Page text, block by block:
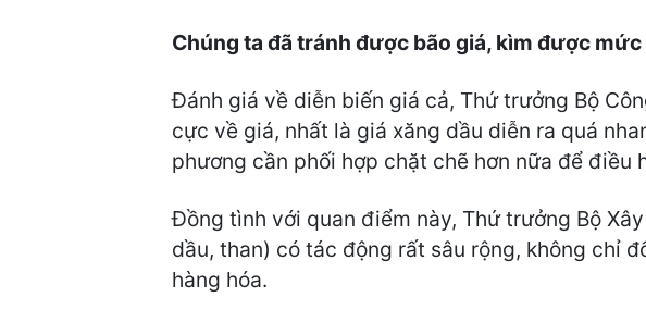
Chúng ta đã tránh được bão giá, kìm được
Đánh giá về diễn biến giá cả, Thứ trưởng Bộ
cực về giá, nhất là giá xăng dầu diễn ra quá
phương cần phối hợp chặt chẽ hơn nữa để điều
Đồng tình với quan điểm này, Thứ trưởng Bộ
dầu, than) có tác động rất sâu rộng, không chỉ
hàng hóa.